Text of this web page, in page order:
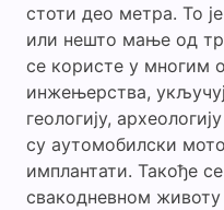
стоти део метра. То
или нешто мање од
се користе у многим
инжењерства,
геологију,
су аутомобилски
имплантати. Такође
свакодневном